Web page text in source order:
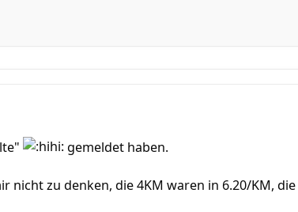
gemeldet haben.
nicht zu denken, die 4KM waren in 6.20/KM,